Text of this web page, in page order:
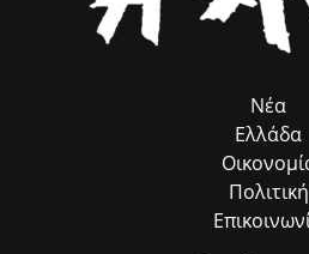
Νέα
Ελλάδα
Πολιτική